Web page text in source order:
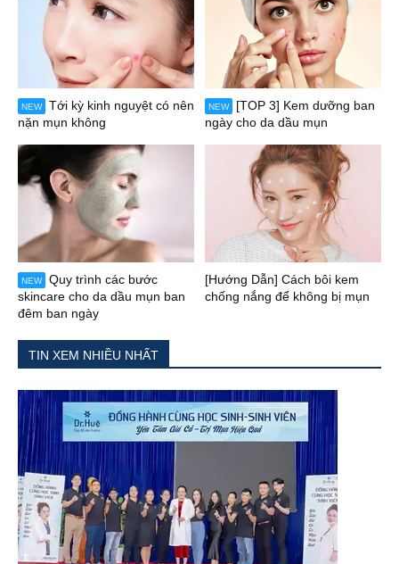
NEW
Tới kỳ kinh nguyệt có nên
nặn mụn không
NEW
[TOP 3] Kem dưỡng ban
ngày cho da dầu mụn
NEW
Quy trình các bước
skincare cho da dầu mụn ban
đêm ban ngày
[Hướng Dẫn] Cách bôi kem
chống nắng để không bị mụn
TIN XEM NHIỀU NHẤT